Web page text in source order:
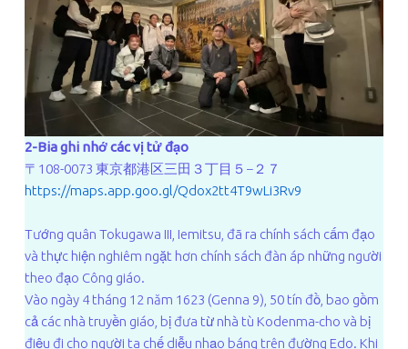
2-Bia ghi nhớ các vị tử đạo
〒108-0073 東京都港区三田３丁目５−２７
https://maps.app.goo.gl/Qdox2tt4T9wLi3Rv9
Tướng quân Tokugawa III, Iemitsu, đã ra chính sách cấm đạo
và thực hiện nghiêm ngặt hơn chính sách đàn áp những người
theo đạo Công giáo.
Vào ngày 4 tháng 12 năm 1623 (Genna 9), 50 tín đồ, bao gồm
cả các nhà truyền giáo, bị đưa từ nhà tù Kodenma-cho và bị
điệu đi cho người ta chế diễu nhạo báng trên đường Edo. Khi